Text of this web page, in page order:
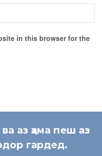
in this browser for the
аз ҳама пеш аз
гардед.